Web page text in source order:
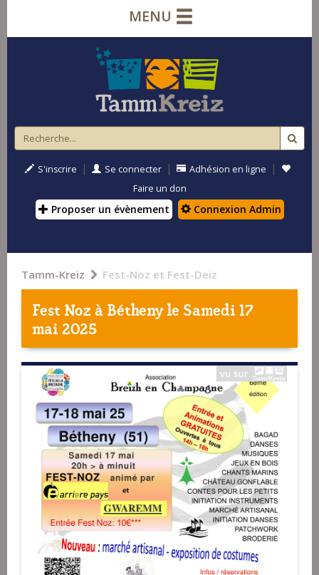
MENU
S'inscrire | Se connecter | Adhésion en ligne |
Faire un don
Proposer un évènement Connexion Admin
Tamm-Kreiz Fest-Noz et Fest-Deiz
Fest Noz àBéthenyle Samedi 17
mai 2025